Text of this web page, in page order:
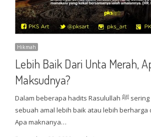
Hikmah
Lebih Baik Dari Unta Merah,
Maksudnya?
Dalam beberapa hadits Rasulullah ﷺ sering menyebut nilai
sebuah amal lebih baik atau lebih berharga
Apa maknanya…